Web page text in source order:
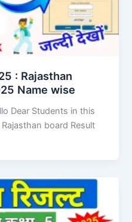
: Rajasthan
Name wise
Dear Students in this
board Result